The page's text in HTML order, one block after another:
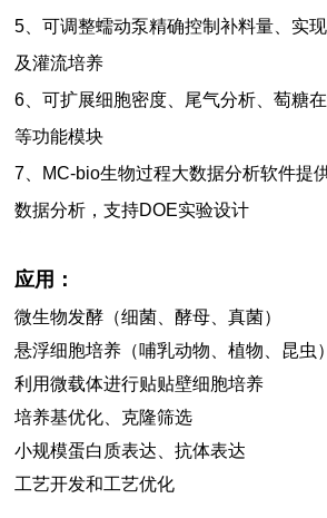
5、可调整蠕动泵精确控制补料量、实
及灌流培养
6、可扩展细胞密度、 尾气分析、萄糖
等功能模块
7、MC-bio生物过程大数据分析软件提
数据分析，支持DOE实验设计
应用：
微生物发酵（细菌、酵母、真菌）
悬浮细胞培养（哺乳动物、植物、昆虫）
利用微载体进行贴贴壁细胞培养
培养基优化、克隆筛选
小规模蛋白质表达、抗体表达
工艺开发和工艺优化